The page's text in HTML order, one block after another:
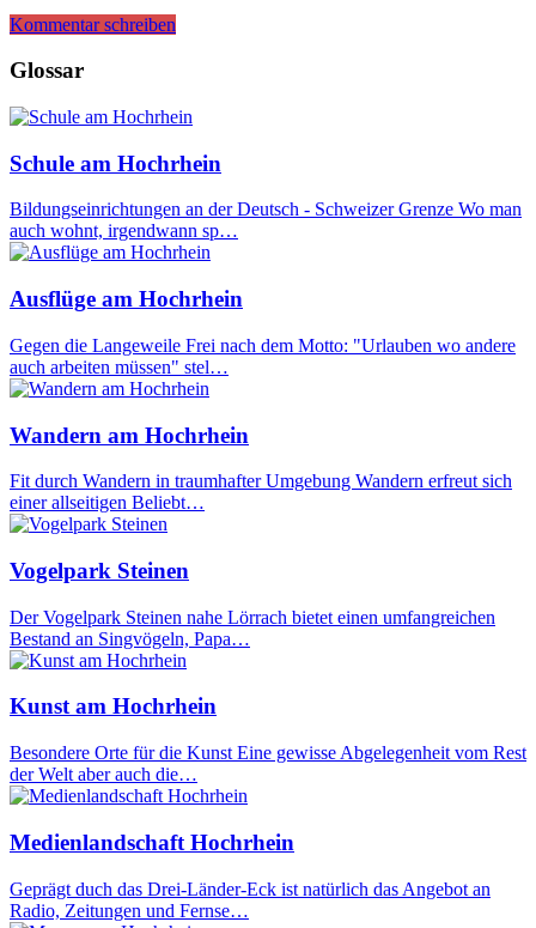
Kommentar schreiben
Glossar
Schule am Hochrhein
Bildungseinrichtungen an der Deutsch - Schweizer Grenze Wo man
auch wohnt, irgendwann sp…
Ausflüge am Hochrhein
Gegen die Langeweile Frei nach dem Motto: "Urlauben wo andere
auch arbeiten müssen" stel…
Wandern am Hochrhein
Fit durch Wandern in traumhafter Umgebung Wandern erfreut sich
einer allseitigen Beliebt…
Vogelpark Steinen
Der Vogelpark Steinen nahe Lörrach bietet einen umfangreichen
Bestand an Singvögeln, Papa…
Kunst am Hochrhein
Besondere Orte für die Kunst Eine gewisse Abgelegenheit vom Rest
der Welt aber auch die…
Medienlandschaft Hochrhein
Geprägt duch das Drei-Länder-Eck ist natürlich das Angebot an
Radio, Zeitungen und Fernse…